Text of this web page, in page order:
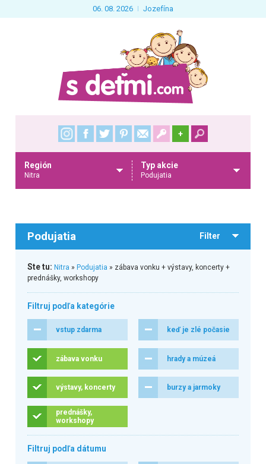
06. 08. 2026 Jozefína
+
Región
Nitra
Typ akcie
Podujatia
Podujatia Filter
Ste tu: Nitra » Podujatia » zábava vonku + výstavy, koncerty +
prednášky, workshopy
Filtruj podľa kategórie
vstup zdarma keď je zlé počasie
zábava vonku hrady a múzeá
výstavy, koncerty burzy a jarmoky
prednášky,
workshopy
Filtruj podľa dátumu